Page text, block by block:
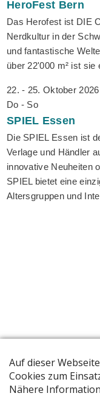
HeroFest Bern
Das Herofest ist DIE
Nerdkultur in der
und fantastische
über 22'000 m² ist sie
22. - 25. Oktober 2026
Do - So
SPIEL Essen
Die SPIEL Essen ist
Verlage und Händler
innovative Neuheiten
SPIEL bietet eine
Altersgruppen und